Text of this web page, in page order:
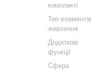
комплекті
Тип елементів
живлення
Додаткові
функції
Сфера